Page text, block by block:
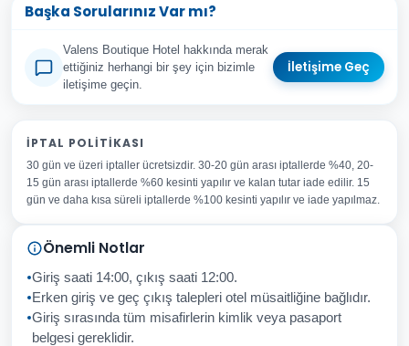
Başka Sorularınız Var mı?
Valens Boutique Hotel hakkında merak
ettiğiniz herhangi bir şey için bizimle
iletişime geçin.
İletişime Geç
Adınız Soyadınız
E-posta Adresiniz
Konu
Sorunuz
İptal Gönder
İPTAL POLITIKASI
30 gün ve üzeri iptaller ücretsizdir. 30-20 gün arası iptallerde %40, 20-
15 gün arası iptallerde %60 kesinti yapılır ve kalan tutar iade edilir. 15
gün ve daha kısa süreli iptallerde %100 kesinti yapılır ve iade yapılmaz.
Önemli Notlar
Giriş saati 14:00, çıkış saati 12:00.
Erken giriş ve geç çıkış talepleri otel müsaitliğine bağlıdır.
Giriş sırasında tüm misafirlerin kimlik veya pasaport
belgesi gereklidir.